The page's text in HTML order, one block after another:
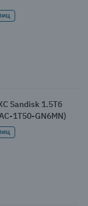
Sandisk 1.5Тб
1T50-GN6MN)